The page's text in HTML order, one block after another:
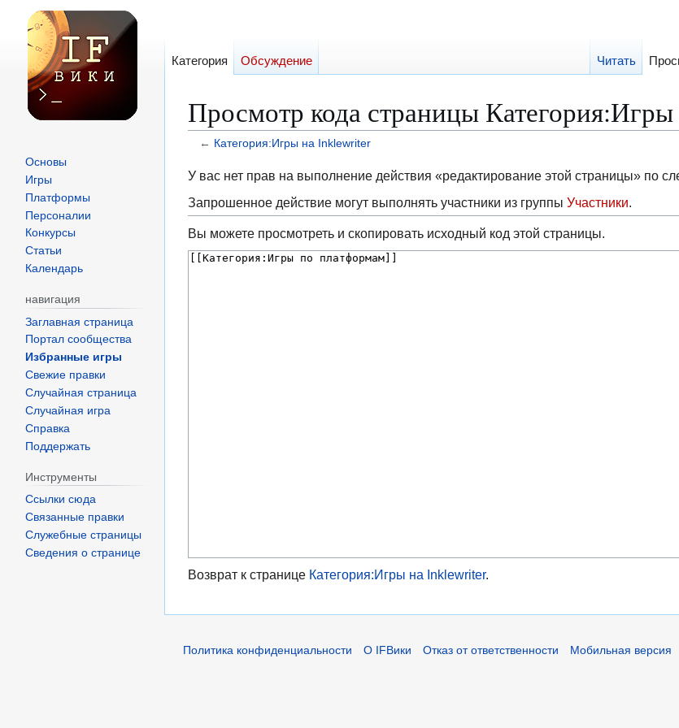
Просмотр кода страницы
← Категория:Игры на Inklewriter
Перейти
к
навигации
Перейти
к
поиску
У вас нет прав на выполнение действия «редактирование этой страницы» по
Запрошенное действие могут выполнять участники из группы Участники.
Вы можете просмотреть и скопировать исходный код этой страницы.
Возврат к странице Категория:Игры на Inklewriter.
Категория Обсуждение Читать
Основы
Игры
Платформы
Персоналии
Конкурсы
Статьи
Календарь
навигация
Заглавная страница
Портал сообщества
Избранные игры
Свежие правки
Случайная страница
Случайная игра
Справка
Поддержать
Инструменты
Ссылки сюда
Связанные правки
Служебные страницы
Сведения о странице
Политика конфиденциальности О IFВики Отказ от ответственности Мобильная версия